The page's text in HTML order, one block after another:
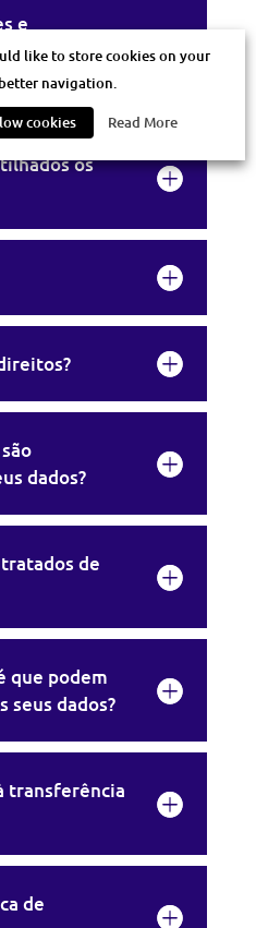
e
tratamento
os
dados?
de
que podem
seus dados?
transferência
de
like to store cookies on your
navigation.
cookies Read More